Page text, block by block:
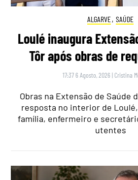
ALGARVE, SAÚDE
Loulé inaugura
Tôr após obras de
17:37 6 Agosto, 2026 | Cristina
Obras na Extensão de Saúde
resposta no interior de
família, enfermeiro e
utentes